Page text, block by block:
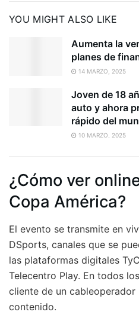
YOU MIGHT ALSO LIKE
Aumenta la
planes de
14 MARZO, 2025
Joven de 18
auto y ahora
rápido del
10 MARZO, 2025
¿Cómo ver
Copa América?
El evento se transmite en
DSports, canales que se
las plataformas digitales
Telecentro Play. En todos
cliente de un cableoperador
contenido.